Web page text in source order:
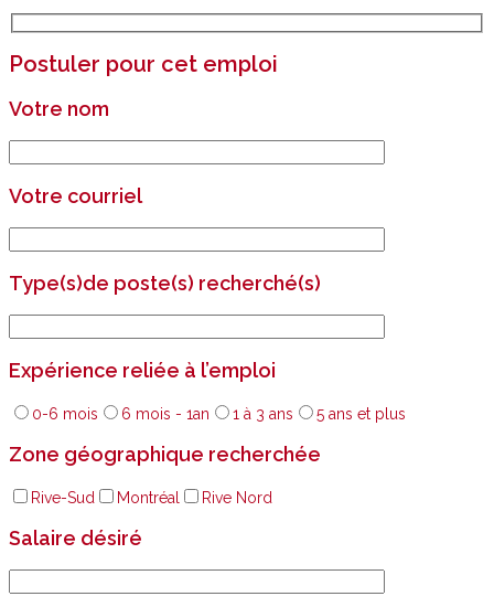
Postuler pour cet emploi
Votre nom
Votre courriel
Type(s)de poste(s) recherché(s)
Expérience reliée à l’emploi
0-6 mois 6 mois - 1an 1 à 3 ans 5 ans et plus
Zone géographique recherchée
Rive-Sud Montréal Rive Nord
Salaire désiré